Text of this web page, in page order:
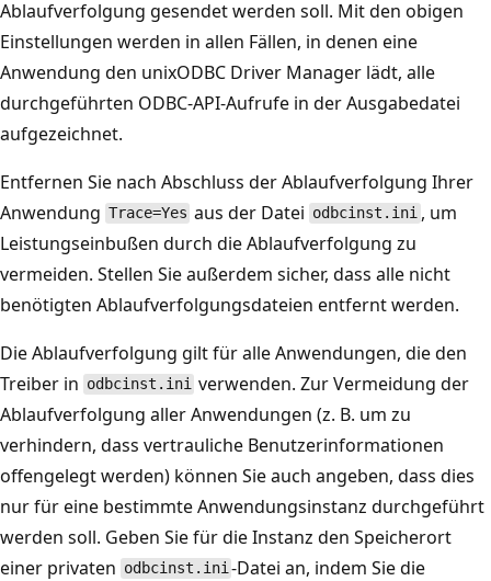
Ablaufverfolgung gesendet werden soll. Mit den obigen
Einstellungen werden in allen Fällen, in denen eine
Anwendung den unixODBC Driver Manager lädt, alle
durchgeführten ODBC-API-Aufrufe in der Ausgabedatei
aufgezeichnet.
Entfernen Sie nach Abschluss der Ablaufverfolgung Ihrer
Anwendung Trace=Yes aus der Datei odbcinst.ini , um
Leistungseinbußen durch die Ablaufverfolgung zu
vermeiden. Stellen Sie außerdem sicher, dass alle nicht
benötigten Ablaufverfolgungsdateien entfernt werden.
Die Ablaufverfolgung gilt für alle Anwendungen, die den
Treiber in odbcinst.ini verwenden. Zur Vermeidung der
Ablaufverfolgung aller Anwendungen (z. B. um zu
verhindern, dass vertrauliche Benutzerinformationen
offengelegt werden) können Sie auch angeben, dass dies
nur für eine bestimmte Anwendungsinstanz durchgeführt
werden soll. Geben Sie für die Instanz den Speicherort
einer privaten odbcinst.ini-Datei an, indem Sie die